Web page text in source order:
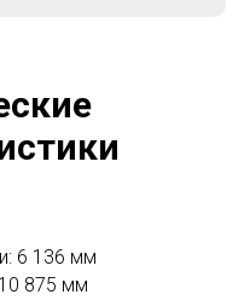
6 136 мм
875 мм